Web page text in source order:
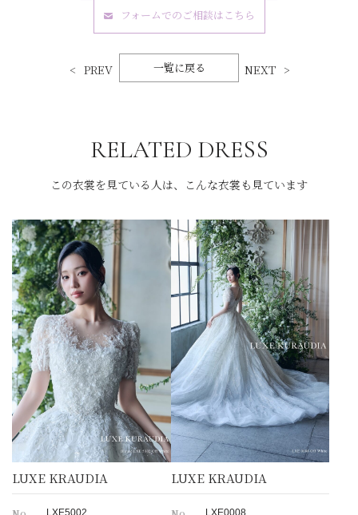
フォームでのご相談はこちら
PREV 一覧に戻る NEXT
RELATED DRESS
この衣裳を見ている人は、こんな衣裳も見ています
LUXE KRAUDIA
LXE5002
LUXE KRAUDIA
LXE0008